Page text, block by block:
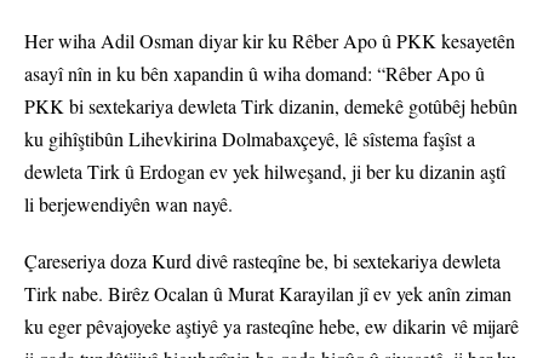
Her wiha Adil Osman diyar kir ku Rêber Apo û PKK kesayetên
asayî nîn in ku bên xapandin û wiha domand: “Rêber Apo û
PKK bi sextekariya dewleta Tirk dizanin, demekê gotûbêj hebûn
ku gihîştibûn Lihevkirina Dolmabaxçeyê, lê sîstema faşîst a
dewleta Tirk û Erdogan ev yek hilweşand, ji ber ku dizanin aştî
li berjewendiyên wan nayê.
Çareseriya doza Kurd divê rasteqîne be, bi sextekariya dewleta
Tirk nabe. Birêz Ocalan û Murat Karayilan jî ev yek anîn ziman
ku eger pêvajoyeke aştiyê ya rasteqîne hebe, ew dikarin vê mijarê